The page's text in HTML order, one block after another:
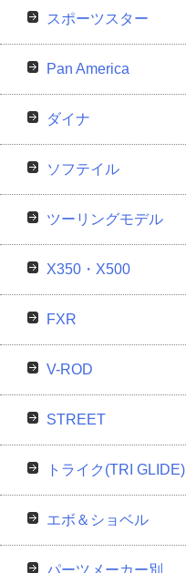
スポーツスター
Pan America
ダイナ
ソフテイル
ツーリングモデル
X350・X500
FXR
V-ROD
STREET
トライク(TRI GLIDE)
エボ＆ショベル